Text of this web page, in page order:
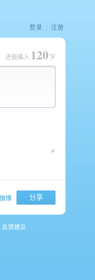
登录 注册
还能输入 120 字
博 分享
反馈建议